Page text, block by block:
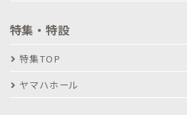
特集・特設
特集TOP
ヤマハホール